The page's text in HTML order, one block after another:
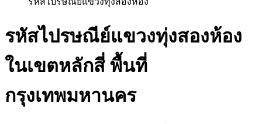
รหัสไปรษณีย์แขวงทุ่งสองห้อง
ในเขตหลักสี่ พื้นที่
กรุงเทพมหานคร